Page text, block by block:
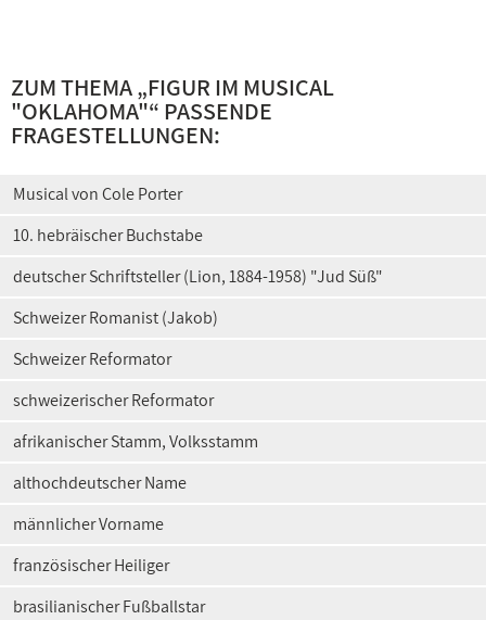
ZUM THEMA „FIGUR IM MUSICAL
"OKLAHOMA"“ PASSENDE
FRAGESTELLUNGEN:
Musical von Cole Porter
10. hebräischer Buchstabe
deutscher Schriftsteller (Lion, 1884-1958) "Jud Süß"
Schweizer Romanist (Jakob)
Schweizer Reformator
schweizerischer Reformator
afrikanischer Stamm, Volksstamm
althochdeutscher Name
männlicher Vorname
französischer Heiliger
brasilianischer Fußballstar